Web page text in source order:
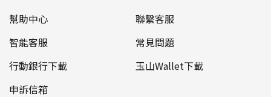
幫助中心
聯繫客服
智能客服
常見問題
行動銀行下載
玉山Wallet下載
申訴信箱